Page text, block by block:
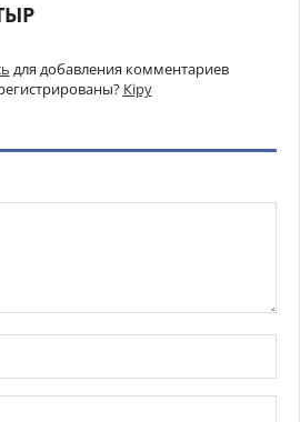
для добавления комментариев
Кіру